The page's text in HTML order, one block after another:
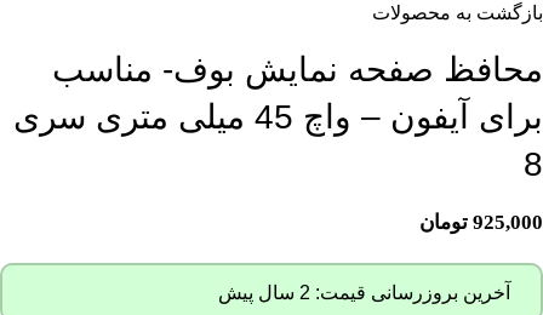
بازگشت به محصولات
محافظ صفحه نمایش بوف- مناسب
برای آیفون – واچ 45 میلی متری سری
8
925,000 تومان
آخرین بروزرسانی قیمت: 2 سال پیش